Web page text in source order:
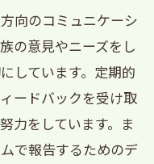
向のコミュニケーシ
の意見やニーズをし
しています。定期的
ードバックを受け取
力をしています。ま
で報告するためのデ